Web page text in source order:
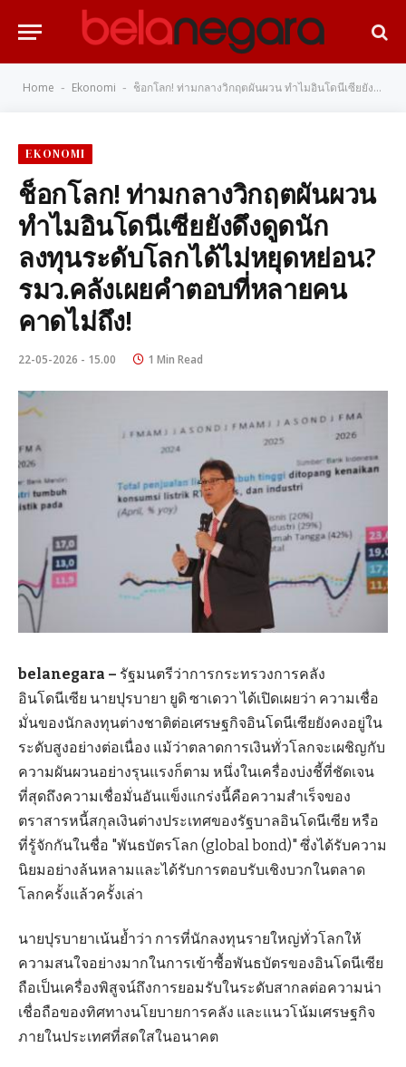
Home - Ekonomi - ช็อกโลก! ท่ามกลางวิกฤตผันผวน ทำไมอินโดนีเซียยังดึงดูดนักลงทุนระดับโลกได้ไม่หยุดหย่อน? รมว.คลังเผยคำตอบที่หลายคนคาดไม่ถึง!
EKONOMI
ช็อกโลก! ท่ามกลางวิกฤตผันผวน
ทำไมอินโดนีเซียยังดึงดูดนัก
ลงทุนระดับโลกได้ไม่หยุดหย่อน?
รมว.คลังเผยคำตอบที่หลายคน
คาดไม่ถึง!
22-05-2026 - 15.00 1 Min Read
belanegara – รัฐมนตรีว่าการกระทรวงการคลัง
อินโดนีเซีย นายปุรบายา ยูดิ ซาเดวา ได้เปิดเผยว่า ความเชื่อ
มั่นของนักลงทุนต่างชาติต่อเศรษฐกิจอินโดนีเซียยังคงอยู่ใน
ระดับสูงอย่างต่อเนื่อง แม้ว่าตลาดการเงินทั่วโลกจะเผชิญกับ
ความผันผวนอย่างรุนแรงก็ตาม หนึ่งในเครื่องบ่งชี้ที่ชัดเจน
ที่สุดถึงความเชื่อมั่นอันแข็งแกร่งนี้คือความสำเร็จของ
ตราสารหนี้สกุลเงินต่างประเทศของรัฐบาลอินโดนีเซีย หรือ
ที่รู้จักกันในชื่อ "พันธบัตรโลก (global bond)" ซึ่งได้รับความ
นิยมอย่างล้นหลามและได้รับการตอบรับเชิงบวกในตลาด
โลกครั้งแล้วครั้งเล่า
นายปุรบายาเน้นย้ำว่า การที่นักลงทุนรายใหญ่ทั่วโลกให้
ความสนใจอย่างมากในการเข้าซื้อพันธบัตรของอินโดนีเซีย
ถือเป็นเครื่องพิสูจน์ถึงการยอมรับในระดับสากลต่อความน่า
เชื่อถือของทิศทางนโยบายการคลัง และแนวโน้มเศรษฐกิจ
ภายในประเทศที่สดใสในอนาคต